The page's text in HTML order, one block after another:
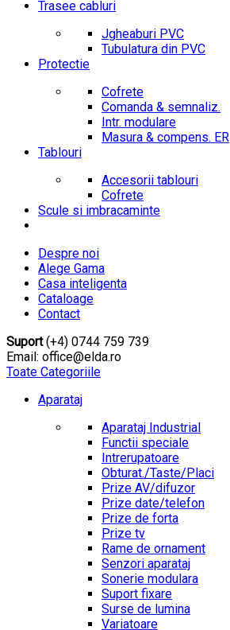
Trasee cabluri
Jgheaburi PVC
Tubulatura din PVC
Protectie
Cofrete
Comanda & semnaliz.
Intr. modulare
Masura & compens. ER
Tablouri
Accesorii tablouri
Cofrete
Scule si imbracaminte
Despre noi
Alege Gama
Casa inteligenta
Cataloage
Contact
Suport(+4) 0744 759 739
Email: office@elda.ro
Toate Categoriile
Aparataj
Aparataj Industrial
Functii speciale
Intrerupatoare
Obturat./Taste/Placi
Prize AV/difuzor
Prize date/telefon
Prize de forta
Prize tv
Rame de ornament
Senzori aparataj
Sonerie modulara
Suport fixare
Surse de lumina
Variatoare